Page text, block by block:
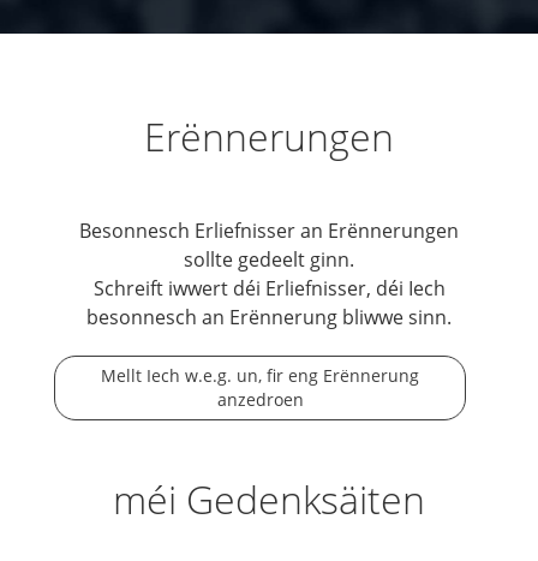
Erënnerungen
Besonnesch Erliefnisser an Erënnerungen
sollte gedeelt ginn.
Schreift iwwert déi Erliefnisser, déi Iech
besonnesch an Erënnerung bliwwe sinn.
Mellt Iech w.e.g. un, fir eng Erënnerung
anzedroen
méi Gedenksäiten